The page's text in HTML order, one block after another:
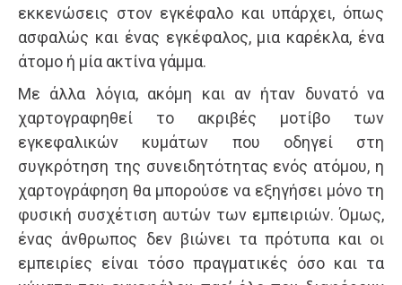
εκκενώσεις στον εγκέφαλο και υπάρχει, όπως
ασφαλώς και ένας εγκέφαλος, μια καρέκλα, ένα
άτομο ή μία ακτίνα γάμμα.
Με άλλα λόγια, ακόμη και αν ήταν δυνατό να
χαρτογραφηθεί το ακριβές μοτίβο των
εγκεφαλικών κυμάτων που οδηγεί στη
συγκρότηση της συνειδητότητας ενός ατόμου, η
χαρτογράφηση θα μπορούσε να εξηγήσει μόνο τη
φυσική συσχέτιση αυτών των εμπειριών. Όμως,
ένας άνθρωπος δεν βιώνει τα πρότυπα και οι
εμπειρίες είναι τόσο πραγματικές όσο και τα